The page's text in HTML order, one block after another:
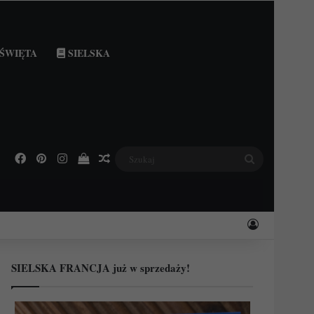
SIELSKA
Facebook
PinterestInstagramPodejrzyj swój koszyk
Losowy wpis
Zaloguj
SIELSKA FRANCJA już w sprzedaży!